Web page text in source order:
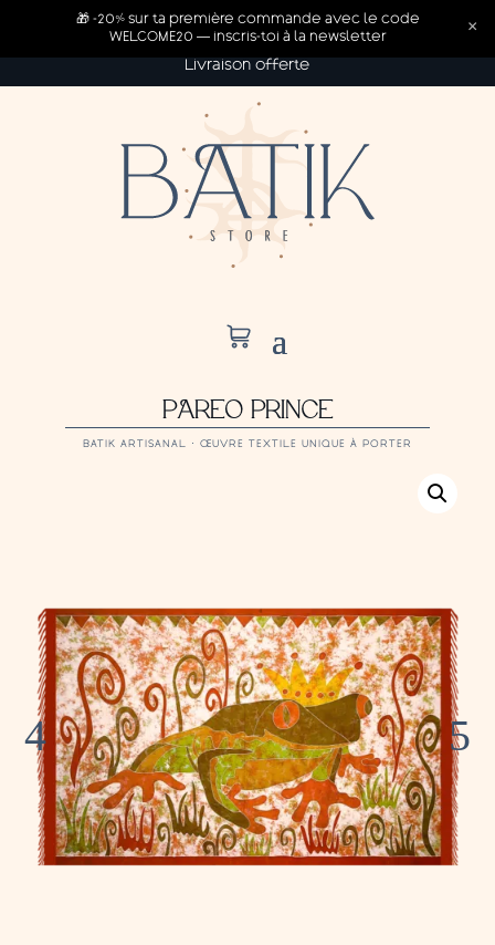
Livraison offerte
PAREO PRINCE
BATIK ARTISANAL · ŒUVRE TEXTILE UNIQUE À PORTER
🎁 -20% sur ta première commande avec le code
WELCOME20 — inscris-toi à la newsletter
×